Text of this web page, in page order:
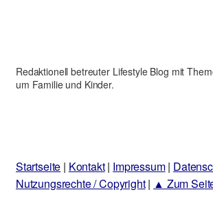
Redaktionell betreuter Lifestyle Blog mit
um Familie und Kinder.
Startseite | Kontakt| Impressum|
Nutzungsrechte / Copyright| ▲ Zum